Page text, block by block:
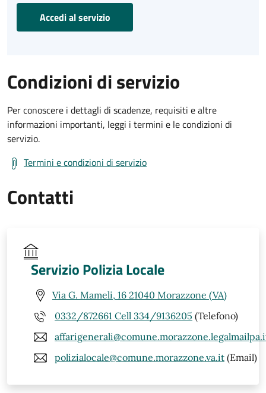
Accedi al servizio
Condizioni di servizio
Per conoscere i dettagli di scadenze, requisiti e altre
informazioni importanti, leggi i termini e le condizioni di
servizio.
Termini e condizioni di servizio
Contatti
Servizio Polizia Locale
Via G. Mameli, 16 21040 Morazzone (VA)
0332/872661 Cell 334/9136205 (Telefono)
polizialocale@comune.morazzone.va.it (Email)